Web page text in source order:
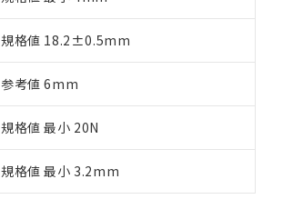
規格値 18.2±0.5mm
参考値 6mm
規格値 最小 20N
規格値 最小 3.2mm